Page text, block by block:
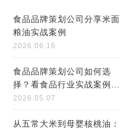
食品品牌策划公司分享米面
粮油实战案例
2026.06.16
食品品牌策划公司如何选
择？看食品行业实战案例分
享
2026.05.07
从五常大米到母婴核桃油：